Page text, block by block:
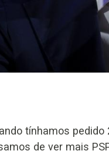
tínhamos
de ver mais